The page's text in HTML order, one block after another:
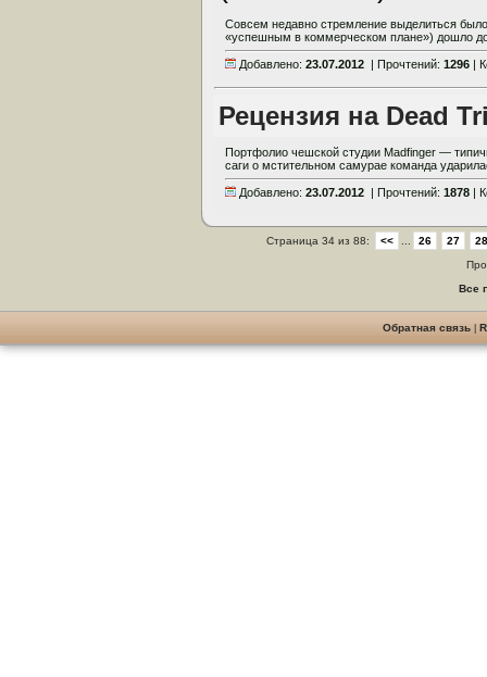
Совсем недавно стремление выделиться
«успешным в коммерческом плане») дошло
Добавлено: 23.07.2012 | Прочтений: 1296 |
Рецензия на Dead
Портфолио чешской студии Madfinger —
саги о мстительном самурае команда
Добавлено: 23.07.2012 | Прочтений: 1878 |
Страница 34 из 88: << 26 27
28
Все
Обратная связь